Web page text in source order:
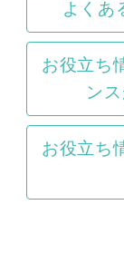
よくあ
お役立ち
ン
お役立ち